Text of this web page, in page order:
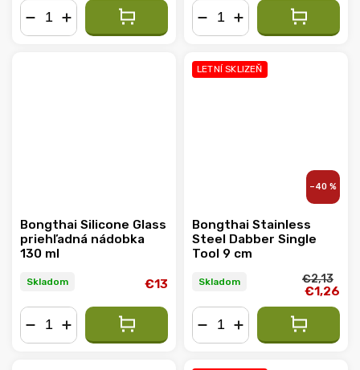
Bongthai Silicone Glass
priehľadná nádobka
130 ml
Skladom €13
LETNÍ SKLIZEŇ
–40 %
Bongthai Stainless
Steel Dabber Single
Tool 9 cm
Skladom €2,13
€1,26